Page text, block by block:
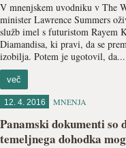
V mnenjskem uvodniku v The
minister Lawrence Summers
služb imel s futuristom Rayem
Diamandisa, ki pravi, da se
izobilja. Potem je ugotovil, da...
več
12. 4. 2016 MNENJA
Panamski dokumenti so
temeljnega dohodka